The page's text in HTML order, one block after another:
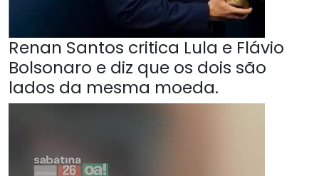
Renan Santos critica Lula e Flávio
Bolsonaro e diz que os dois são
lados da mesma moeda.